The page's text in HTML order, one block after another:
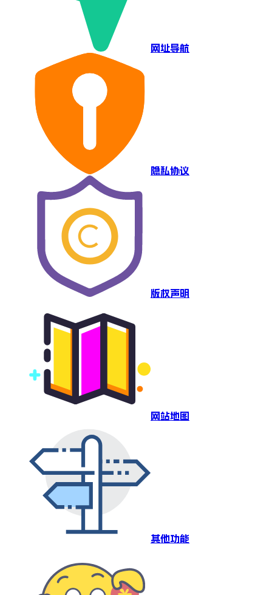
网址导航
隐私协议
版权声明
网站地图
其他功能